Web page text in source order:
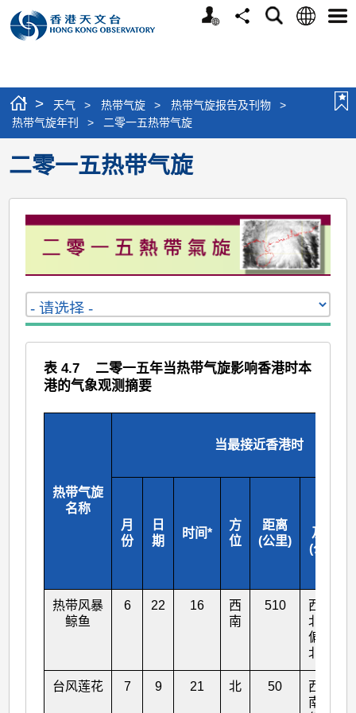
个
分
搜
语
选
> 天气 > 热带气旋 > 热带气旋报告及刊物
>
热带气旋年刊
> 二零一五热带气旋
二零一五热带气旋
表 4.7 二零一五年当热带气旋影响香港时本
港的气象观测摘要
热带气旋
名称
当最接近香港时
月
份
日
期
时间*
方
位
距离
(公里)
及速度
(公里每
热带风暴
鲸鱼
6 22 16
西
南
510
西
北
偏
北
台风莲花 7 9 21 北 50
西
南